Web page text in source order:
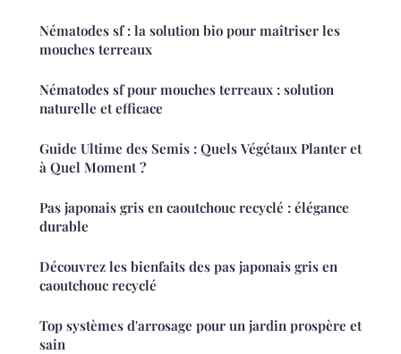
Nématodes sf : la solution bio pour maîtriser les
mouches terreaux
Nématodes sf pour mouches terreaux : solution
naturelle et efficace
Guide Ultime des Semis : Quels Végétaux Planter et
à Quel Moment ?
Pas japonais gris en caoutchouc recyclé : élégance
durable
Découvrez les bienfaits des pas japonais gris en
caoutchouc recyclé
Top systèmes d'arrosage pour un jardin prospère et
sain